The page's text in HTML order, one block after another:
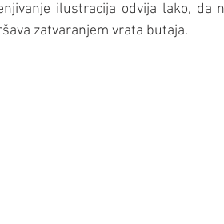
ilustracija odvija lako, da
zatvaranjem vrata butaja.